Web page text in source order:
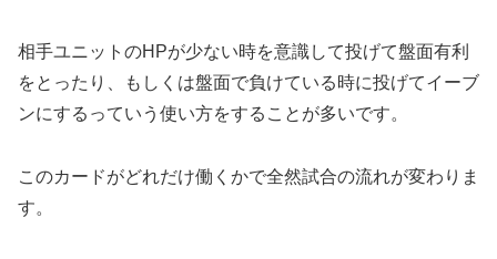
相手ユニットのHPが少ない時を意識して投げて盤面有利
をとったり、もしくは盤面で負けている時に投げてイーブ
ンにするっていう使い方をすることが多いです。
このカードがどれだけ働くかで全然試合の流れが変わりま
す。